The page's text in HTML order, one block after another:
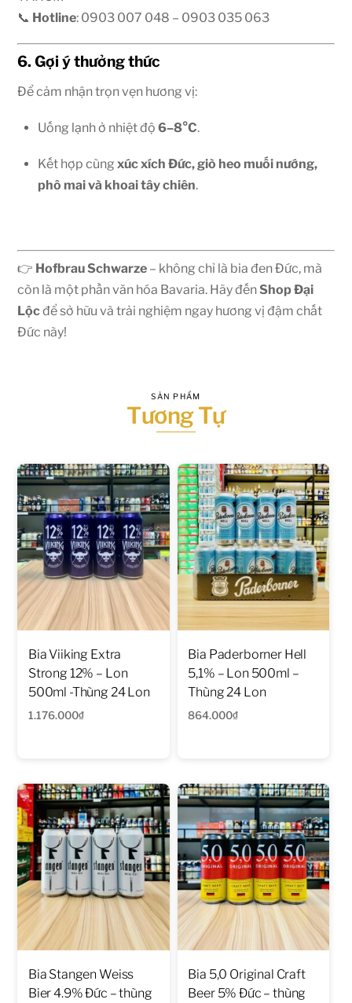
📞 Hotline: 0903 007 048 – 0903 035 063
6. Gợi ý thưởng thức
Để cảm nhận trọn vẹn hương vị:
Uống lạnh ở nhiệt độ 6–8°C.
Kết hợp cùng xúc xích Đức, giò heo muối nướng,
phô mai và khoai tây chiên.
👉 Hofbrau Schwarze – không chỉ là bia đen Đức, mà
còn là một phần văn hóa Bavaria. Hãy đếnShop Đại
Lộcđể sở hữu và trải nghiệm ngay hương vị đậm chất
Đức này!
SẢN PHẨM
Tương Tự
Bia Viiking Extra
Strong 12% – Lon
500ml -Thùng 24 Lon
1.176.000₫
Bia Paderborner Hell
5,1% – Lon 500ml –
Thùng 24 Lon
864.000₫
Bia Stangen Weiss
Bier 4.9% Đức – thùng
Bia 5,0 Original Craft
Beer 5% Đức – thùng